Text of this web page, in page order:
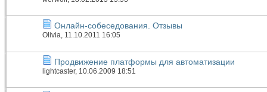
Онлайн-собеседования. Отзывы
Olivia, 11.10.2011 16:05
Продвижение платформы для автоматизации
lightcaster, 10.06.2009 18:51